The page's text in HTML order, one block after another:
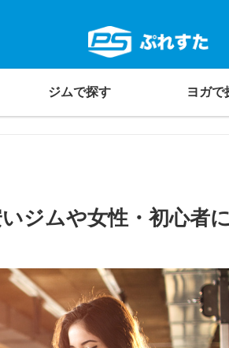
ジムで探す ヨガで
ジムや女性・初心者